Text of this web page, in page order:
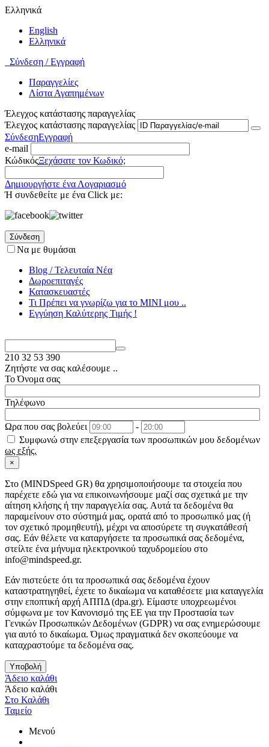
Ελληνικά
English
Ελληνικά
Σύνδεση / Εγγραφή
Παραγγελίες
Λίστα Αγαπημένων
Έλεγχος κατάστασης παραγγελίας
Έλεγχος κατάστασης παραγγελίας
ΣύνδεσηΕγγραφή
e-mail
ΚώδικόςΞεχάσατε τον Κωδικό;
Δημιουργήστε ένα Λογαριασμό
Ή συνδεθείτε με ένα Click με:
Σύνδεση
Να με θυμάσαι
Blog / Τελευταία Νέα
Δωροεπιταγές
Κατασκευαστές
Τι Πρέπει να γνωρίζω για το MΙΝΙ μου ..
Εγγύηση Καλύτερης Τιμής !
210 32 53 390
Ζητήστε να σας καλέσουμε ..
Το Όνομα σας
Τηλέφωνο
Ωρα που σας βολεύει
-
Συμφωνώ στην επεξεργασία των προσωπικών μου δεδομένων
ως εξής.
×
Στo (MINDSpeed GR) θα χρησιμοποιήσουμε τα στοιχεία που
παρέχετε εδώ για να επικοινωνήσουμε μαζί σας σχετικά με την
αίτηση κλήσης ή την παραγγελία σας. Αυτά τα δεδομένα θα
παραμείνουν στο σύστημά μας, ορατά από το προσωπικό μας (ή
τον σχετικό προμηθευτή), μέχρι να αποσύρετε τη συγκατάθεσή
σας. Εάν θέλετε να καταργήσετε τα προσωπικά σας δεδομένα,
στείλτε ένα μήνυμα ηλεκτρονικού ταχυδρομείου στο
info@mindspeed.gr.
Εάν πιστεύετε ότι τα προσωπικά σας δεδομένα έχουν
καταστρατηγηθεί, έχετε το δικαίωμα να καταθέσετε μια καταγγελία
στην εποπτική αρχή ΑΠΠΔ (dpa.gr). Είμαστε υποχρεωμένοι
σύμφωνα με τον Κανονισμό της ΕΕ για την Προστασία των
Γενικών Προσωπικών Δεδομένων (GDPR) να σας ενημερώσουμε
για αυτό το δικαίωμα. Όμως πραγματικά δεν σκοπεύουμε να
καταχραστούμε τα δεδομένα σας.
Υποβολή
Άδειο καλάθι
Άδειο καλάθι
Στο Καλάθι
Ταμείο
Μενού